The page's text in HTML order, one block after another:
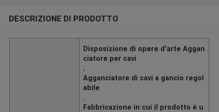
DESCRIZIONE DI PRODOTTO
Disposizione di opere d'arte Aggan
ciatore per cavi
,
Agganciatore di cavi a gancio regol
abile
,
Fabbricazione in cui il prodotto è u